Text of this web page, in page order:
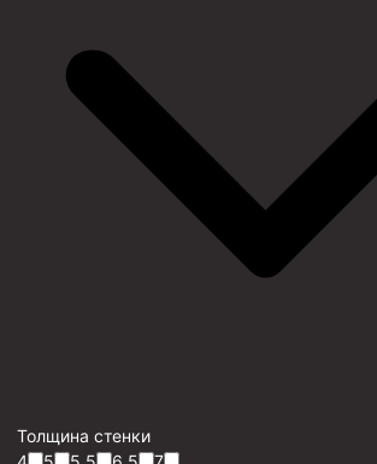
Толщина стенки